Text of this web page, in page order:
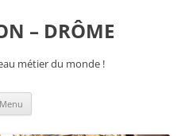
– DRÔME
métier du monde !
Menu